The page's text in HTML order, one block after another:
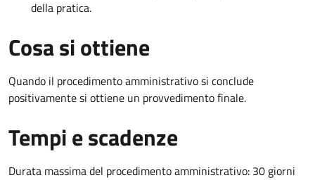
della pratica.
Cosa si ottiene
Quando il procedimento amministrativo si conclude
positivamente si ottiene un provvedimento finale.
Tempi e scadenze
Durata massima del procedimento amministrativo: 30 giorni